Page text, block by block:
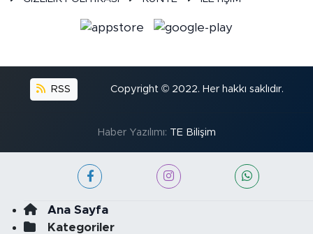
RSS Copyright © 2022. Her hakkı saklıdır.
Haber Yazılımı: TE Bilişim
Ana Sayfa
Kategoriler